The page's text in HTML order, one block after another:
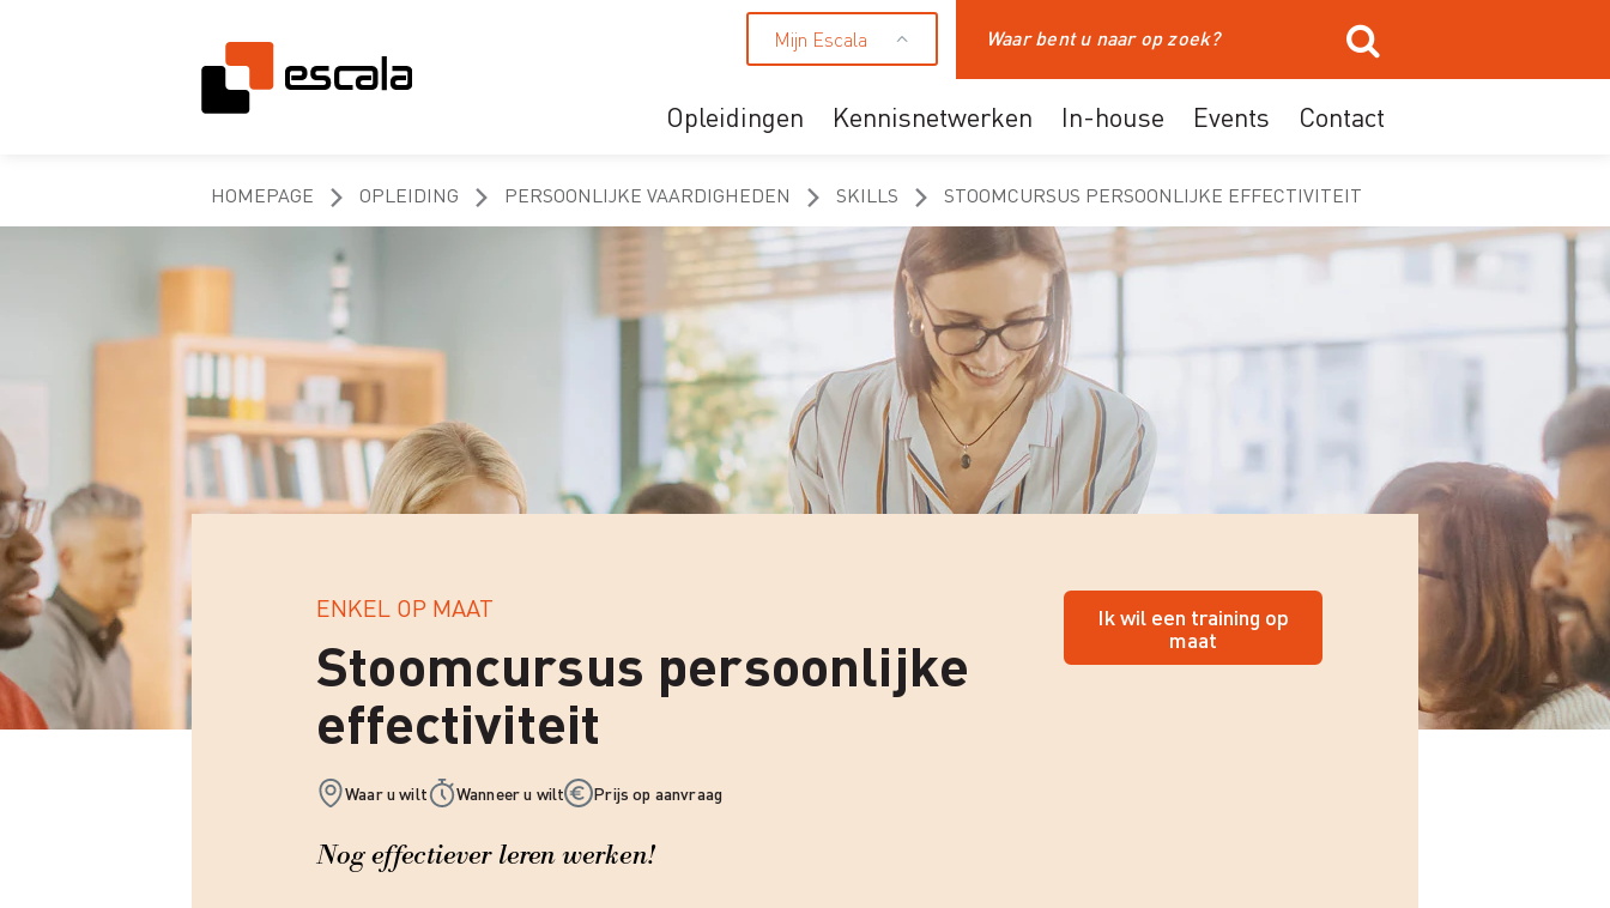
Mijn Escala Zoeken
Opleidingen
HR en leidinggevende
Kennisnetwerken In-house Events Contact
HOMEPAGE OPLEIDING PERSOONLIJKE VAARDIGHEDEN SKILLS STOOMCURSUS PERSOONLIJKE EFFECTIVITEIT
ENKEL OP MAAT
Stoomcursus persoonlijke
effectiviteit
Waar u wilt Wanneer u wilt Prijs op aanvraag
Nog effectiever leren werken!
Ik wil een training op
maat